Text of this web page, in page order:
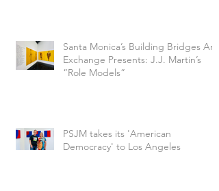
Santa Monica’s Building Bridges Art
Exchange Presents: J.J. Martin’s
“Role Models”
PSJM takes its 'American
Democracy' to Los Angeles